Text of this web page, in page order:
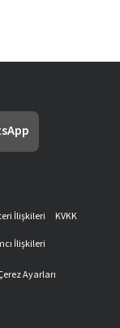
İlişkileri
KVKK
İlişkileri
Ayarları